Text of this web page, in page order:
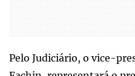
Pelo Judiciário, o vice-